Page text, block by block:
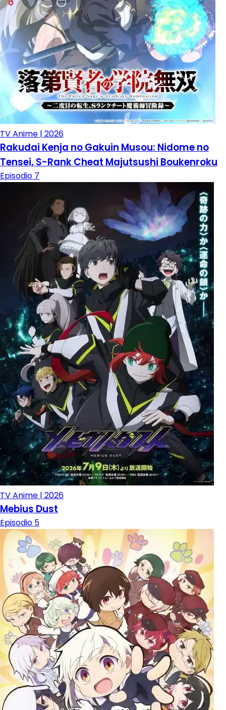
TV Anime | 2026
Rakudai Kenja no Gakuin Musou: Nidome no
Tensei, S-Rank Cheat Majutsushi Boukenroku
Episodio 7
TV Anime | 2026
Mebius Dust
Episodio 5